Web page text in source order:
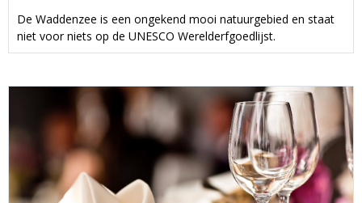
De Waddenzee is een ongekend mooi natuurgebied en staat
niet voor niets op de UNESCO Werelderfgoedlijst.